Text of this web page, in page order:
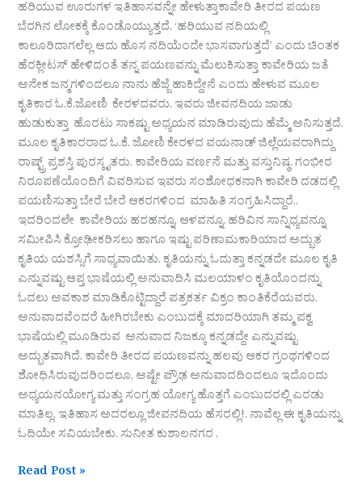
ಹರಿಯುವ ಊರುಗಳ ಇತಿಹಾಸವನ್ನೇ ಹೇಳುತ್ತಾಕಾವೇರಿ ತೀರದ ಪಯಣ
ಬೆರಗಿನ ಲೋಕಕ್ಕೆ ಕೊಂಡೊಯ್ಯುತ್ತದೆ. ‘ಹರಿಯುವ ನದಿಯಲ್ಲಿ
ಕಾಲೂರಿದಾಗಲೆಲ್ಲ ಆದು ಹೊಸ ನದಿಯೆಂದೇ ಭಾಸವಾಗುತ್ತದೆ’ ಎಂದು ಚಿಂತಕ
ಹೆರಕ್ಲೀಟಸ್ ಹೇಳಿದಂತೆ ತನ್ನ ಪಯಣವನ್ನು ಮೆಲುಕಿಸುತ್ತಾ ಕಾವೇರಿಯ ಜತೆ
ಅನೇಕ ಜನ್ಮಗಳಿಂದಲೂ ನಾನು ಹೆಜ್ಜೆ ಹಾಕಿದ್ದೇನೆ ಎಂದು ಹೇಳುವ ಮೂಲ
ಕೃತಿಕಾರ ಓ.ಕೆ.ಜೋಣಿ ಕೇರಳದವರು. ಇವರು ಜೀವನದಿಯ ಜಾಡು
ಹುಡುಕುತ್ತಾ ಹೊರಟು ಸಾಕಷ್ಟು ಅಧ್ಯಯನ ಮಾಡಿರುವುದು ಹೆಮ್ಮೆ ಅನಿಸುತ್ತದೆ.
ಮೂಲ ಕೃತಿಕಾರರಾದ ಓ.ಕೆ. ಜೋಣಿ ಕೇರಳದ ವಯನಾಡ್ ಜಿಲ್ಲೆಯವರಾಗಿದ್ದು
ರಾಷ್ಟ್ರ್ ಪ್ರಶಸ್ತಿ ಪುರಸ್ಕೃತರು. ಕಾವೇರಿಯ ವರ್ಣನೆ ಮತ್ತು ವಸ್ತುನಿಷ್ಠ, ಗಂಭೀರ
ನಿರೂಪಣೆಯೊಂದಿಗೆ ವಿವರಿಸುವ ಇವರು ಸಂಶೋಧಕನಾಗಿ ಕಾವೇರಿ ದಡದಲ್ಲಿ
ಪಯಣಿಸುತ್ತಾ ಬೇರೆ ಬೇರೆ ಆಕರಗಳಿಂದ ಮಾಹಿತಿ ಸಂಗ್ರಹಿಸಿದ್ದಾರೆ..
ಇದರಿಂದಲೇ ಕಾವೇರಿಯ ಹರಹನ್ನೂ, ಆಳವನ್ನೂ, ಹರಿವಿನ ಸಾನ್ನಿಧ್ಯವನ್ನೂ
ಸಮೀಪಿಸಿ ಕ್ರೋಢೀಕರಿಸಲು ಹಾಗೂ ಇಷ್ಟು ಪರಿಣಾಮಕಾರಿಯಾದ ಅದ್ಭುತ
ಕೃತಿಯ ಯಶಸ್ಸಿಗೆ ಸಾಧ್ಯವಾಯಿತು. ಕೃತಿಯನ್ನು ಓದುತ್ತಾ ಕನ್ನಡದೇ ಮೂಲ ಕೃತಿ
ಎನ್ನುವಷ್ಟು ಆಪ್ತ ಭಾಷೆಯಲ್ಲಿ ಅನುವಾದಿಸಿ ಮಲಯಾಳಂ ಕೃತಿಯೊಂದನ್ನು
ಓದಲು ಅವಕಾಶ ಮಾಡಿಕೊಟ್ಟಿದ್ದಾರೆ ಪತ್ರಕರ್ತ ವಿಕ್ರಂ ಕಾಂತಿಕೆರೆಯವರು.
ಅನುವಾದವೆಂದರೆ ಹೀಗಿರಬೇಕು ಎಂಬುದಕ್ಕೆ ಮಾದರಿಯಾಗಿ ತಮ್ಮ ಪಕ್ವ
ಭಾಷೆಯಲ್ಲಿ ಮೂಡಿರುವ ಅನುವಾದ ನಿಜಕ್ಕೂ ಕನ್ನಡದ್ದೇ ಎನ್ನುವಷ್ಟು
ಅದ್ಭುತವಾಗಿದೆ. ಕಾವೇರಿ ತೀರದ ಪಯಣವನ್ನು ಹಲವು ಆಕರ ಗ್ರಂಥಗಳಿಂದ
ಶೋಧಿಸಿರುವುದರಿಂದಲೂ, ಅಷ್ಟೇ ಪ್ರೌಢ ಅನುವಾದದಿಂದಲೂ ಇದೊಂದು
ಅಧ್ಯಯನಯೋಗ್ಯ ಮತ್ತು ಸಂಗ್ರಹ ಯೋಗ್ಯ ಹೊತ್ತಗೆ ಎಂಬುದರಲ್ಲಿ ಎರಡು
ಮಾತಿಲ್ಲ. ಇತಿಹಾಸ ಅದರಲ್ಲೂ ಜೀವನದಿಯ ಹೆಸರಲ್ಲಿ!. ನಾವೆಲ್ಲ ಈ ಕೃತಿಯನ್ನು
ಓದಿಯೇ ಸವಿಯಬೇಕು. ಸುನೀತ ಕುಶಾಲನಗರ .
Read Post »